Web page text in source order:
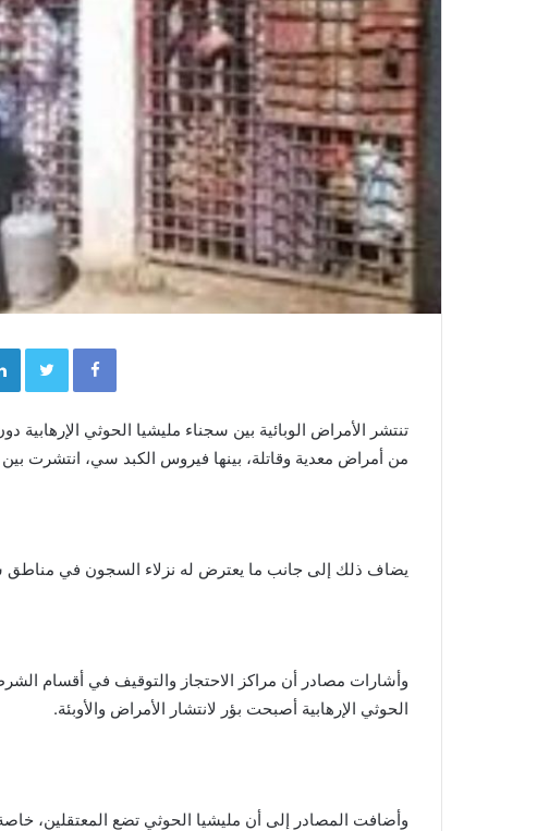
Facebook
تنتشر الأمراض الوبائية بين سجناء مليشيا الحوثي
من أمراض معدية وقاتلة، بينها فيروس الكبد سي، انتشرت بين
يضاف ذلك إلى جانب ما يعترض له نزلاء السجون في مناطق
وأشارات مصادر أن مراكز الاحتجاز والتوقيف في أقسام
الحوثي الإرهابية أصبحت بؤر لانتشار الأمراض والأوبئة.
وأضافت المصادر إلى أن مليشيا الحوثي تضع المعتقلين،